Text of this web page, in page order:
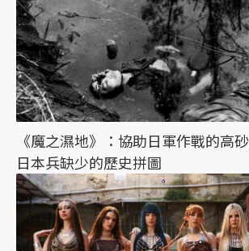
《魔之濕地》：協助日軍作戰的高
日本兵缺少的歷史拼圖